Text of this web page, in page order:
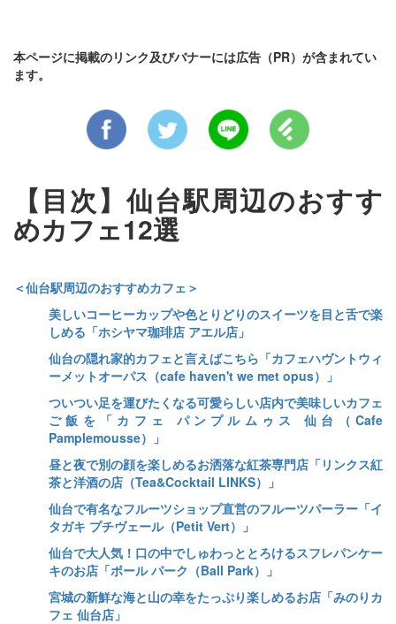
本ページに掲載のリンク及びバナーには広告（PR）が含まれてい
ます。
【目次】仙台駅周辺のおすす
めカフェ12選
＜仙台駅周辺のおすすめカフェ＞
美しいコーヒーカップや色とりどりのスイーツを目と舌で楽
しめる「ホシヤマ珈琲店 アエル店」
仙台の隠れ家的カフェと言えばこちら「カフェハヴントウィ
ーメットオーパス（cafe haven't we met opus）」
ついつい足を運びたくなる可愛らしい店内で美味しいカフェ
ご飯を「カフェ パンプルムゥス 仙台（Cafe
Pamplemousse）」
昼と夜で別の顔を楽しめるお洒落な紅茶専門店「リンクス紅
茶と洋酒の店（Tea&Cocktail LINKS）」
仙台で有名なフルーツショップ直営のフルーツパーラー「イ
タガキ プチヴェール（Petit Vert）」
仙台で大人気！口の中でしゅわっととろけるスフレパンケー
キのお店「ボール パーク（Ball Park）」
宮城の新鮮な海と山の幸をたっぷり楽しめるお店「みのりカ
フェ 仙台店」